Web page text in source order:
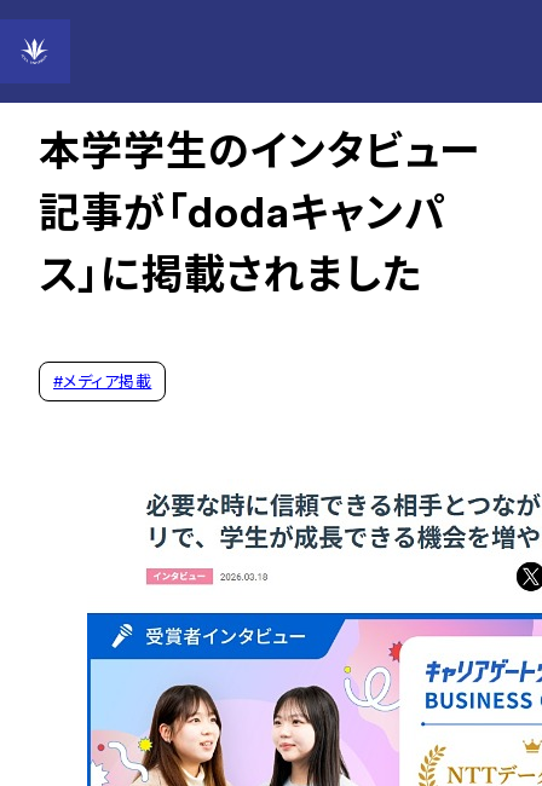
2026年05月18日
本学学生のインタビュー
記事が「dodaキャンパ
ス」に掲載されました
#メディア掲載